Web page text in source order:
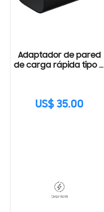
Adaptador de pared
de carga rápida tipo C
US$ 35.00